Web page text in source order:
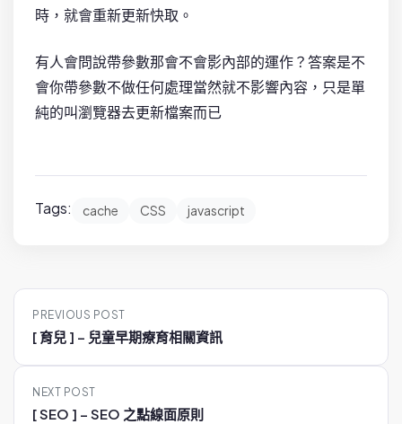
時，就會重新更新快取。
有人會問說帶參數那會不會影內部的運作？答案是不
會你帶參數不做任何處理當然就不影響內容，只是單
純的叫瀏覽器去更新檔案而已
Tags: cache CSS javascript
P
t
PREVIOUS POST
[ 育兒 ] – 兒童早期療育相關資訊
NEXT POST
[ SEO ] – SEO 之點線面原則